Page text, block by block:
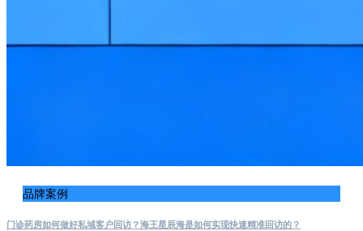
品牌案例
门诊药房如何做好私域客户回访？海王星辰海是如何实现快速精准回访的？